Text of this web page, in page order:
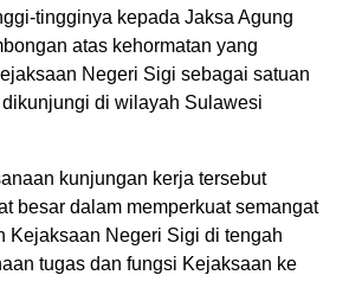
tingginya kepada Jaksa Agung
atas kehormatan yang
Negeri Sigi sebagai satuan
di wilayah Sulawesi
kunjungan kerja tersebut
besar dalam memperkuat semangat
Kejaksaan Negeri Sigi di tengah
tugas dan fungsi Kejaksaan ke